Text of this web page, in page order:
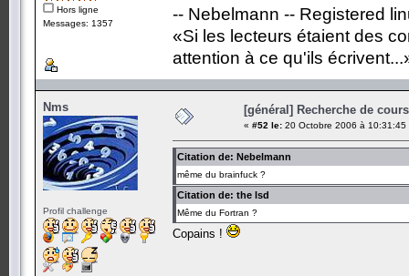
Hors ligne
Messages: 1357
-- Nebelmann -- Registered
«Si les lecteurs étaient des
attention à ce qu'ils
Nms
Profil challenge
[général] Recherche de
« #52 le: 20 Octobre 2006 à 10:31:45
Citation de: Nebelmann
même du brainfuck ?
Citation de: the lsd
Même du Fortran ?
Copains !